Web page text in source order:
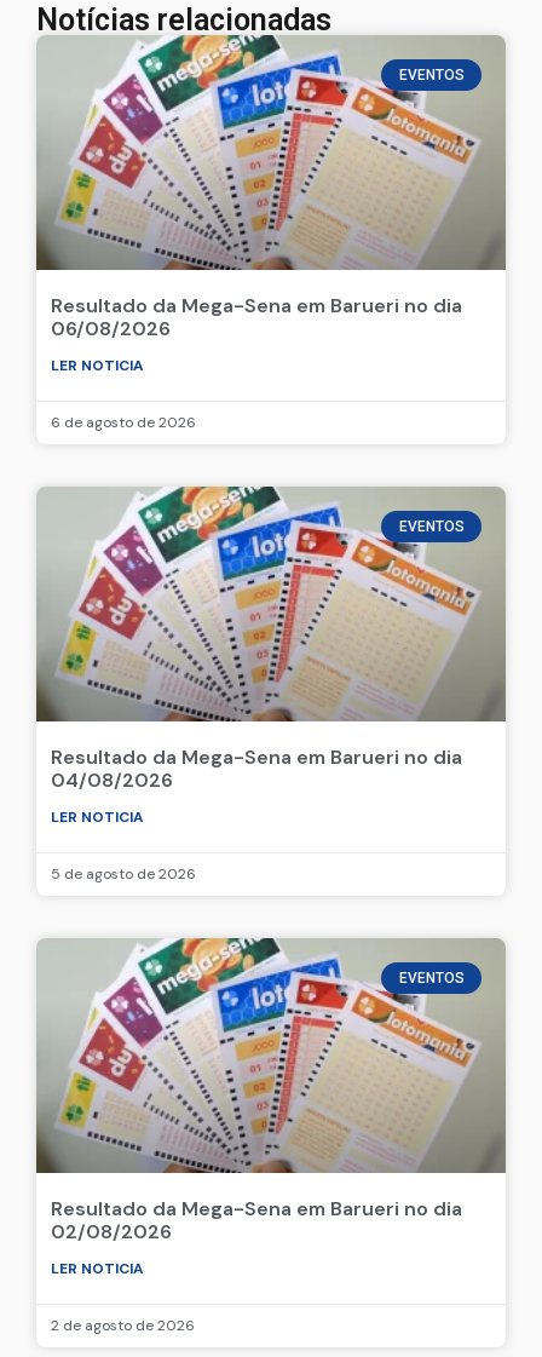
Notícias relacionadas
EVENTOS
Resultado da Mega-Sena em Barueri no dia
06/08/2026
LER NOTICIA
6 de agosto de 2026
EVENTOS
Resultado da Mega-Sena em Barueri no dia
04/08/2026
LER NOTICIA
5 de agosto de 2026
EVENTOS
Resultado da Mega-Sena em Barueri no dia
02/08/2026
LER NOTICIA
2 de agosto de 2026